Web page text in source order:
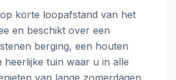
korte loopafstand van het
en beschikt over een
berging, een houten
heerlijke tuin waar u in alle
van lange zomerdagen.